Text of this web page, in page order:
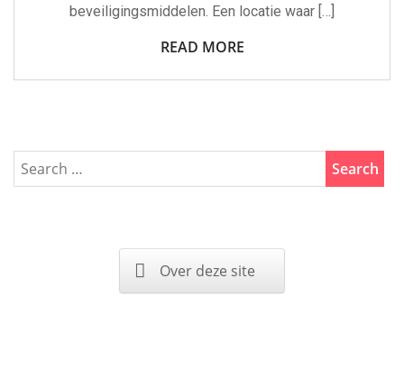
beveiligingsmiddelen. Een locatie waar […]
READ MORE
Over deze site